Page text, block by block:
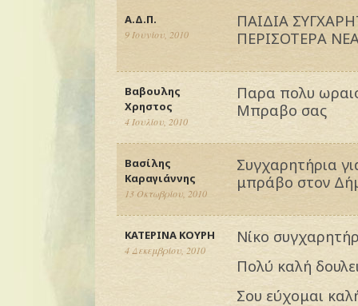
Α.Δ.Π.
9 Ιουνίου, 2010
ΠΑΙΔΙΑ
ΠΕΡΙΣΟΤΕΡΑ
Βαβουλης
Χρηστος
4 Ιουλίου, 2010
Παρα πολυ
Μπραβο σας
Βασίλης
Καραγιάννης
13 Οκτωβρίου, 2010
Συγχαρητήρια
μπράβο στον
ΚΑΤΕΡΙΝΑ ΚΟΥΡΗ
4 Δεκεμβρίου, 2010
Νίκο
Πολύ καλή
Σου εύχομαι